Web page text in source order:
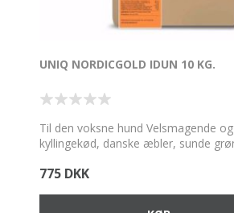
UNIQ NORDICGOLD IDUN 10 KG.
Til den voksne hund Velsmagende
kyllingekød, danske æbler, sunde
trivsel og velvære. Klassisk og
775 DKK